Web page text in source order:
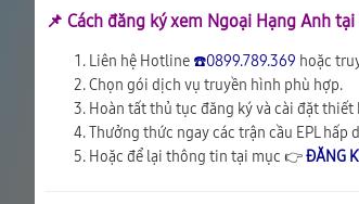
📌 Cách đăng ký xem Ngoại Hạng Anh tại
Liên hệ Hotline ☎️0899.789.369 hoặc
Chọn gói dịch vụ truyền hình phù hợp.
Hoàn tất thủ tục đăng ký và cài đặt thiết
Thưởng thức ngay các trận cầu EPL hấp
Hoặc để lại thông tin tại mục 👉ĐĂNG